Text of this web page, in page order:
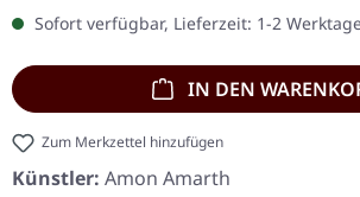
Sofort verfügbar, Lieferzeit: 1-2
IN DEN
Zum Merkzettel hinzufügen
Künstler: Amon Amarth